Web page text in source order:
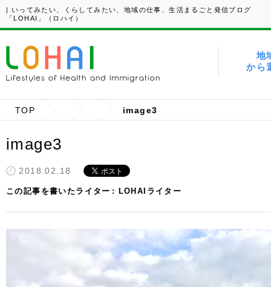
| いってみたい、くらしてみたい、地域の仕事、生活まるごと発信ブログ
「LOHAI」（ロハイ）
地
から
TOP image3
image3
2018.02.18
この記事を書いたライター LOHAIライター